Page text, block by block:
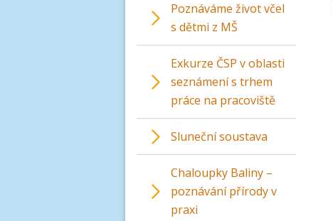
Poznáváme život včel
s dětmi z MŠ
Exkurze ČSP v oblasti
seznámení s trhem
práce na pracoviště
Sluneční soustava
Chaloupky Baliny –
poznávání přírody v
praxi